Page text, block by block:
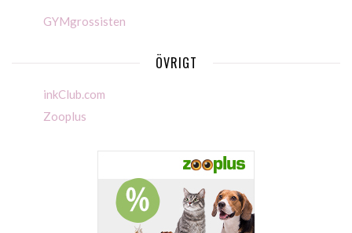
GYMgrossisten
ÖVRIGT
inkClub.com
Zooplus